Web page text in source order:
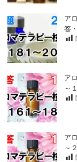
ア
答
ア
～
ア
～